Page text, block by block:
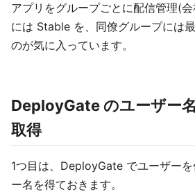
アプリをグループごとに配信管理(
には Stable を、同僚グループには
のが気に入っています。
DeployGate のユーザー
取得
1つ目は、DeployGate でユーザー
ー名を得ておきます。